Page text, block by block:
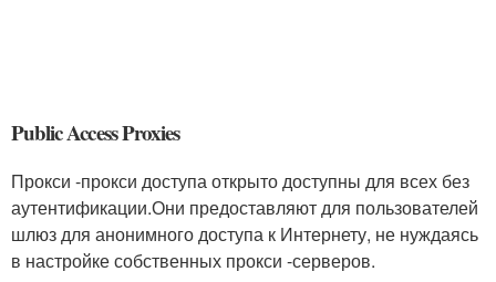
Public Access Proxies
Прокси -прокси доступа открыто доступны для всех без
аутентификации.Они предоставляют для пользователей
шлюз для анонимного доступа к Интернету, не нуждаясь
в настройке собственных прокси -серверов.